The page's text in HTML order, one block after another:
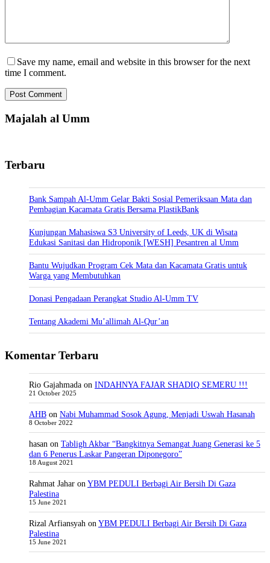
Save my name, email and website in this browser for the next
time I comment.
Post Comment
Majalah al Umm
Terbaru
Bank Sampah Al-Umm Gelar Bakti Sosial Pemeriksaan Mata dan
Pembagian Kacamata Gratis Bersama PlastikBank
Kunjungan Mahasiswa S3 University of Leeds, UK di Wisata
Edukasi Sanitasi dan Hidroponik [WESH] Pesantren al Umm
Bantu Wujudkan Program Cek Mata dan Kacamata Gratis untuk
Warga yang Membutuhkan
Donasi Pengadaan Perangkat Studio Al-Umm TV
Tentang Akademi Mu’allimah Al-Qur’an
Komentar Terbaru
Rio Gajahmada on INDAHNYA FAJAR SHADIQ SEMERU !!!
21 October 2025
AHB on Nabi Muhammad Sosok Agung, Menjadi Uswah Hasanah
8 October 2022
hasan on Tabligh Akbar “Bangkitnya Semangat Juang Generasi ke 5
dan 6 Penerus Laskar Pangeran Diponegoro”
18 August 2021
Rahmat Jahar onYBM PEDULI Berbagi Air Bersih Di Gaza
Palestina
15 June 2021
Rizal Arfiansyah onYBM PEDULI Berbagi Air Bersih Di Gaza
Palestina
15 June 2021